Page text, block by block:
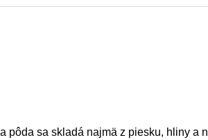
pôda sa skladá najmä z piesku, hliny a